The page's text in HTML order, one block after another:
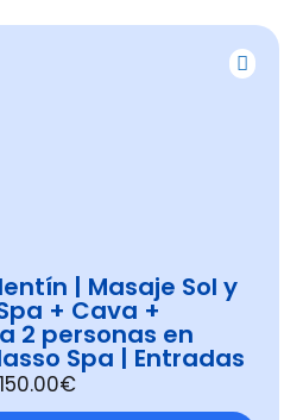
| Masaje Sol y
+ Cava +
2 personas en
Spa | Entradas
150.00€